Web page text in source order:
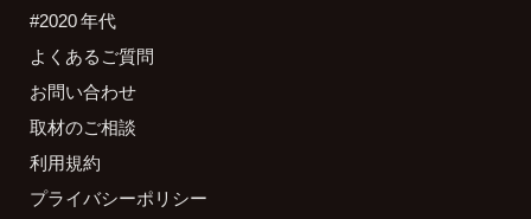
#2020 年代
よくあるご質問
お問い合わせ
取材のご相談
利用規約
プライバシーポリシー